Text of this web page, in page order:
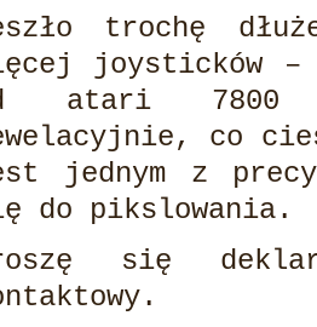
trochę
joysticków
atari 7800
co
jednym z
do pikslowania.
się